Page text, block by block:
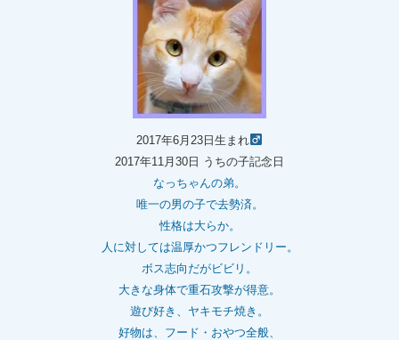
2017年6月23日生まれ
2017年11月30日 うちの子記念日
なっちゃんの弟。
唯一の男の子で去勢済。
性格は大らか。
人に対しては温厚かつフレンドリー。
ボス志向だがビビリ。
大きな身体で重石攻撃が得意。
遊び好き、ヤキモチ焼き。
好物は、フード・おやつ全般、